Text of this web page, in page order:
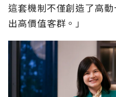
這套機制不僅創造了高
出高價值客群。」